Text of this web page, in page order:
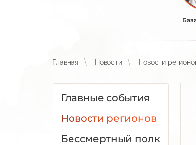
Главная Новости Новости
Главные события
Новости регионов
Бессмертный полк